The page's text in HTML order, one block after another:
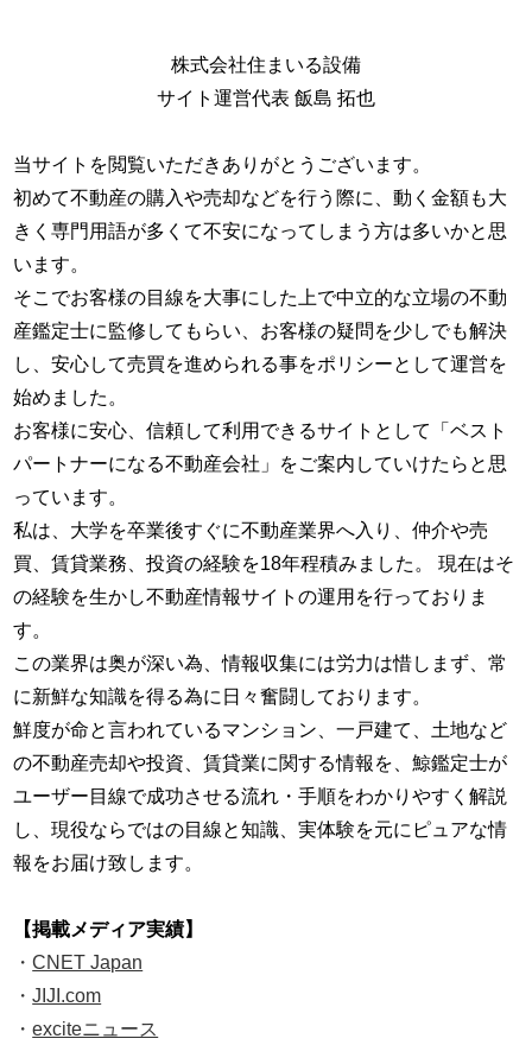
株式会社住まいる設備
サイト運営代表 飯島 拓也
当サイトを閲覧いただきありがとうございます。
初めて不動産の購入や売却などを行う際に、動く金額も大
きく専門用語が多くて不安になってしまう方は多いかと思
います。
そこでお客様の目線を大事にした上で中立的な立場の不動
産鑑定士に監修してもらい、お客様の疑問を少しでも解決
し、安心して売買を進められる事をポリシーとして運営を
始めました。
お客様に安心、信頼して利用できるサイトとして「ベスト
パートナーになる不動産会社」をご案内していけたらと思
っています。
私は、大学を卒業後すぐに不動産業界へ入り、仲介や売
買、賃貸業務、投資の経験を18年程積みました。 現在はそ
の経験を生かし不動産情報サイトの運用を行っておりま
す。
この業界は奥が深い為、情報収集には労力は惜しまず、常
に新鮮な知識を得る為に日々奮闘しております。
鮮度が命と言われているマンション、一戸建て、土地など
の不動産売却や投資、賃貸業に関する情報を、鯨鑑定士が
ユーザー目線で成功させる流れ・手順をわかりやすく解説
し、現役ならではの目線と知識、実体験を元にピュアな情
報をお届け致します。
【掲載メディア実績】
・CNET Japan
・JIJI.com
・exciteニュース